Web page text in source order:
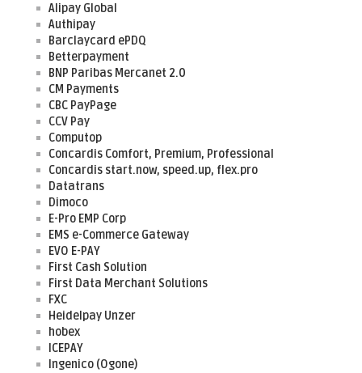
Alipay Global
Authipay
Barclaycard ePDQ
Betterpayment
BNP Paribas Mercanet 2.0
CM Payments
CBC PayPage
CCV Pay
Computop
Concardis Comfort, Premium, Professional
Concardis start.now, speed.up, flex.pro
Datatrans
Dimoco
E-Pro EMP Corp
EMS e-Commerce Gateway
EVO E-PAY
First Cash Solution
First Data Merchant Solutions
FXC
Heidelpay Unzer
hobex
ICEPAY
Ingenico (Ogone)